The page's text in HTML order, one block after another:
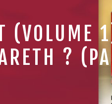
(VOLUME
?